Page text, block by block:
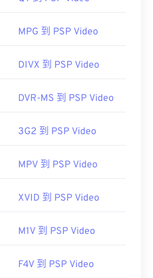
wiki/RMVB
MPG 到 PSP Video
DIVX 到 PSP Video
DVR-MS 到 PSP Video
3G2 到 PSP Video
MPV 到 PSP Video
XVID 到 PSP Video
M1V 到 PSP Video
F4V 到 PSP Video